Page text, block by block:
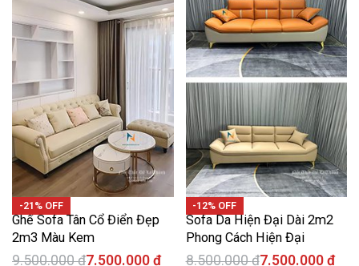
-21% OFF
Ghế Sofa Tân Cổ Điển Đẹp
2m3 Màu Kem
9.500.000₫7.500.000 ₫
-12% OFF
Sofa Da Hiện Đại Dài 2m2
Phong Cách Hiện Đại
8.500.000₫7.500.000 ₫